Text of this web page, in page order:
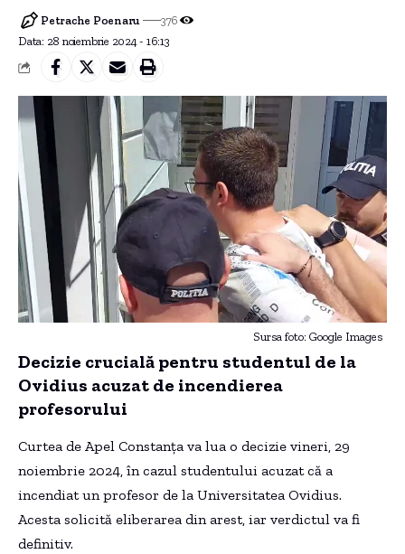
Data: 28 noiembrie 2024 - 16:13
Petrache Poenaru 376
Sursa foto: Google Images
Decizie crucială pentru studentul de la
Ovidius acuzat de incendierea
profesorului
Curtea de Apel Constanța va lua o decizie vineri, 29
noiembrie 2024, în cazul studentului acuzat că a
incendiat un profesor de la Universitatea Ovidius.
Acesta solicită eliberarea din arest, iar verdictul va fi
definitiv.